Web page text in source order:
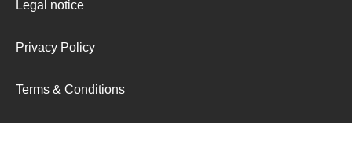
Legal notice
Privacy Policy
Terms & Conditions